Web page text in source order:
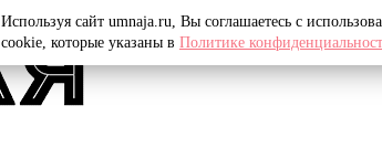
Используя сайт umnaja.ru, Вы соглашаетесь с
cookie, которые указаны в Политике